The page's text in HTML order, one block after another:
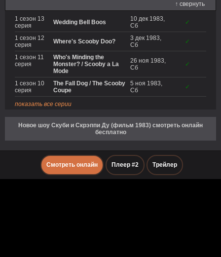
↑ свернуть
1 сезон 13
серия
Wedding Bell Boos
10 дек 1983,
Сб
✓
1 сезон 12
серия
Where's Scooby Doo?
3 дек 1983,
Сб
✓
1 сезон 11
серия
Who's Minding the
Monster? / Scooby a La
Mode
26 ноя 1983,
Сб
✓
1 сезон 10
серия
The Fall Dog / The Scooby
Coupe
5 ноя 1983,
Сб
✓
показать все серии
Новое шоу Скуби и Скрэппи Ду (фильм 1983) смотреть онлайн
бесплатно
Смотреть онлайн Плеер #2 Трейлер